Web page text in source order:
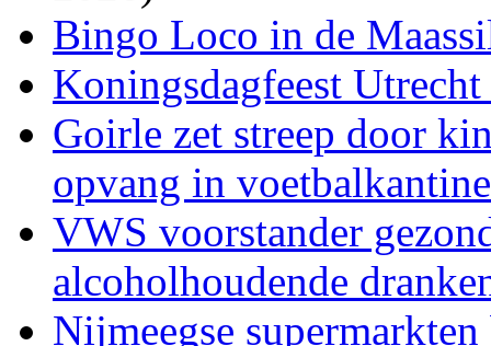
Bingo Loco in de
Koningsdagfeest
Goirle zet streep door
opvang in
VWS voorstander
alcoholhoudende
Nijmeegse